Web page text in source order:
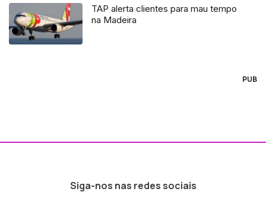
TAP alerta clientes para mau tempo
na Madeira
PUB
Siga-nos nas redes sociais